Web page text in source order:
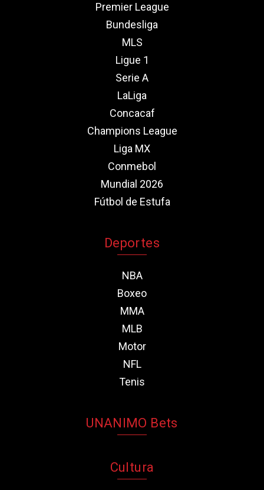
Premier League
Bundesliga
MLS
Ligue 1
Serie A
LaLiga
Concacaf
Champions League
Liga MX
Conmebol
Mundial 2026
Fútbol de Estufa
Deportes
NBA
Boxeo
MMA
MLB
Motor
NFL
Tenis
UNANIMO Bets
Cultura